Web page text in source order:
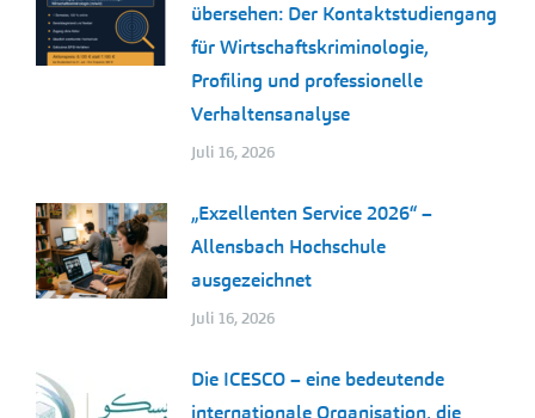
übersehen: Der Kontaktstudiengang
für Wirtschaftskriminologie,
Profiling und professionelle
Verhaltensanalyse
Juli 16, 2026
„Exzellenten Service 2026“ –
Allensbach Hochschule
ausgezeichnet
Juli 16, 2026
Die ICESCO – eine bedeutende
internationale Organisation, die